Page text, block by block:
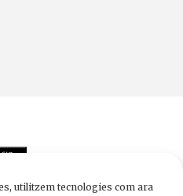
utilitzem tecnologies com ara